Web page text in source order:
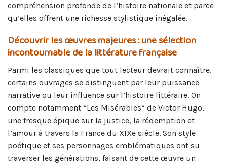
compréhension profonde de l’histoire nationale et parce
qu’elles offrent une richesse stylistique inégalée.
Découvrir les œuvres majeures : une sélection
incontournable de la littérature française
Parmi les classiques que tout lecteur devrait connaître,
certains ouvrages se distinguent par leur puissance
narrative ou leur influence sur l’histoire littéraire. On
compte notamment *Les Misérables* de Victor Hugo,
une fresque épique sur la justice, la rédemption et
l’amour à travers la France du XIXe siècle. Son style
poétique et ses personnages emblématiques ont su
traverser les générations, faisant de cette œuvre un